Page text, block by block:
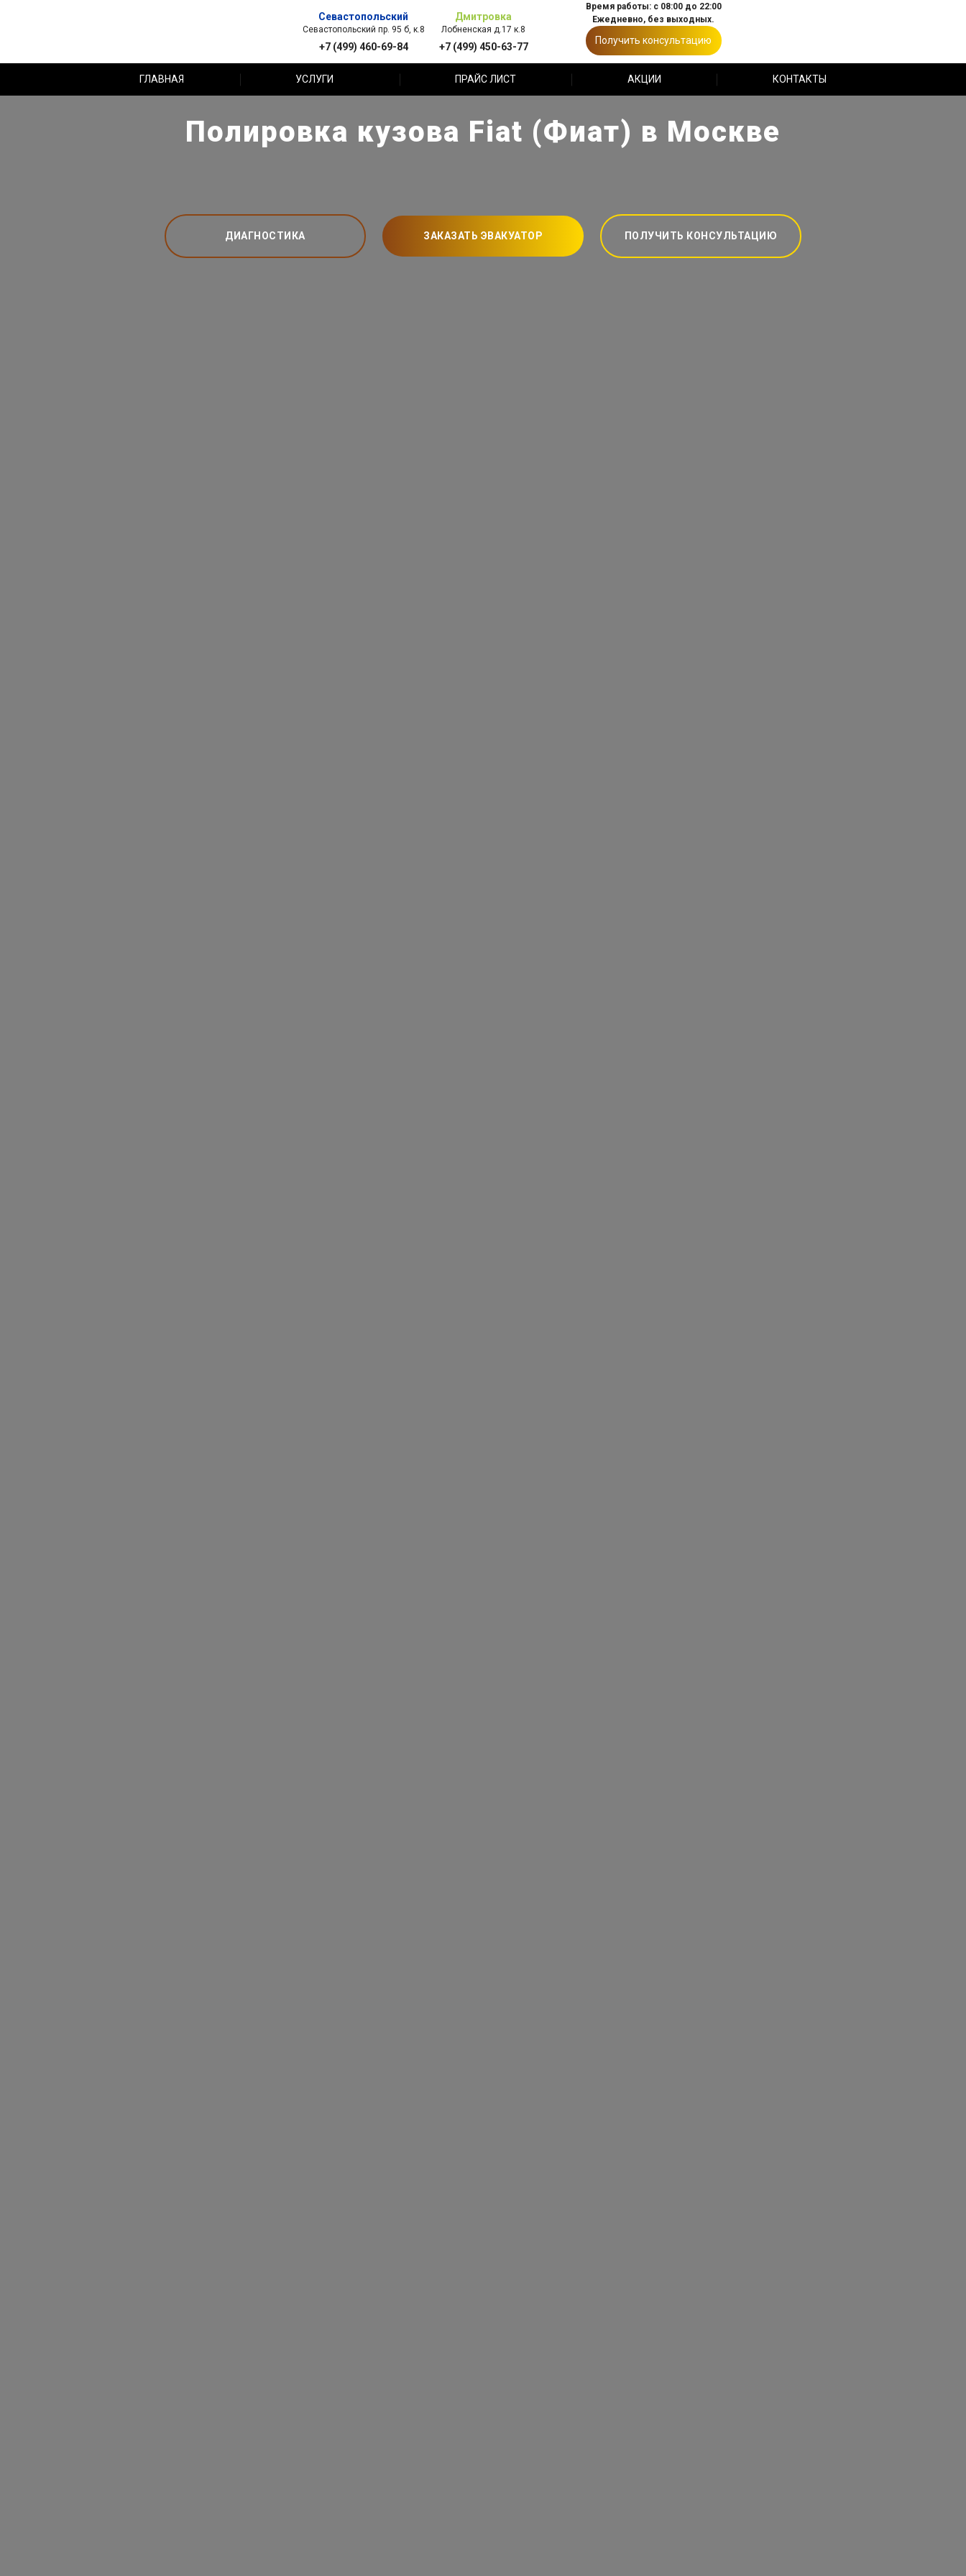
Севастопольский
Севастопольский пр. 95 б, к.8
+7 (499) 460-69-84
Дмитровка
Лобненская д.17 к.8
+7 (499) 450-63-77
Время работы: с 08:00 до 22:00
Ежедневно, без выходных.
Получить консультацию
ГЛАВНАЯ УСЛУГИ ПРАЙС ЛИСТ АКЦИИ КОНТАКТЫ
Полировка кузова Fiat (Фиат) в Москве
ДИАГНОСТИКА ЗАКАЗАТЬ ЭВАКУАТОР ПОЛУЧИТЬ КОНСУЛЬТАЦИЮ